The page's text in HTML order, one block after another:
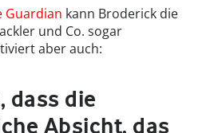
Guardian kann Broderick die
und Co. sogar
aber auch:
dass die
Absicht, das